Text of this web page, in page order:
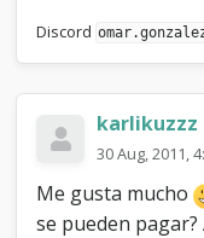
Discord
karlikuzzz
30 Aug, 2011,
Me gusta mucho
se pueden